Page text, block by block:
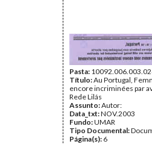
Pasta:
Título:Au Portugal,
encore incriminées par
Rede Lilás
Assunto:Autor:
Data_txt:NOV.2003
Fundo:UMAR
Tipo Documental:
Página(s): 6